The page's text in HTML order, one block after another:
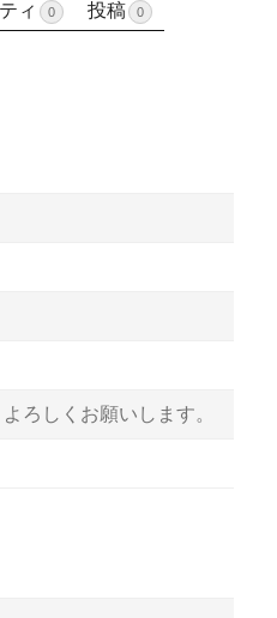
ィ 0 投稿 0
ろしくお願いします。